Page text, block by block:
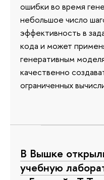
ошибки во время
небольшое число
эффективность в
кода и может
генеративным
качественно
ограниченных
В Вышке
учебную